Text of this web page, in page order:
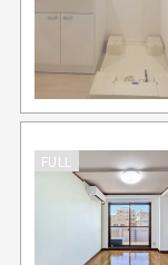
FULL